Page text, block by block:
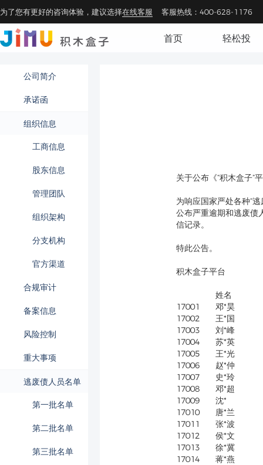
为了您有更好的咨询体验，建议选择在线客服 客服热线：400-628-1176
首页 轻松投
公司简介
承诺函
组织信息
工商信息
股东信息
管理团队
组织架构
分支机构
官方渠道
合规审计
备案信息
风险控制
重大事项
逃废债人员名单
第一批名单
第二批名单
第三批名单
关于公布《“积木盒子”
为响应国家严处各种“
公布严重逾期和逃废债
信记录。
特此公告。
积木盒子平台
姓名
17001
邓*昊
17002
王*国
17003
刘*峰
17004
苏*英
17005
王*光
17006
赵*仲
17007
史*玲
17008
邓*超
17009
沈*
17010
唐*兰
17011
张*波
17012
侯*文
17013
徐*冀
17014
蒋*燕